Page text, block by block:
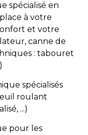
spécialisé en
à votre
et votre
canne de
: tabouret
spécialisés
roulant
...)
pour les